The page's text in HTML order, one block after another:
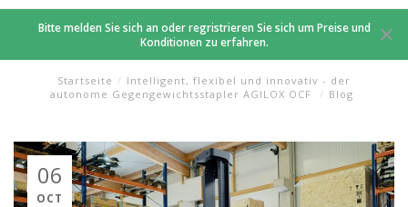
Bitte melden Sie sich an oder regristrieren Sie sich um Preise und
Konditionen zu erfahren.
Startseite / Intelligent, flexibel und innovativ - der
autonome Gegengewichtsstapler AGILOX OCF
/ Blog
06
OCT